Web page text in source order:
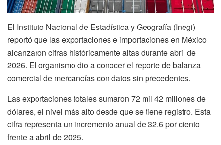
El Instituto Nacional de Estadística y Geografía (Inegi)
reportó que las exportaciones e importaciones en México
alcanzaron cifras históricamente altas durante abril de
2026. El organismo dio a conocer el reporte de balanza
comercial de mercancías con datos sin precedentes.
Las exportaciones totales sumaron 72 mil 42 millones de
dólares, el nivel más alto desde que se tiene registro. Esta
cifra representa un incremento anual de 32.6 por ciento
frente a abril de 2025.